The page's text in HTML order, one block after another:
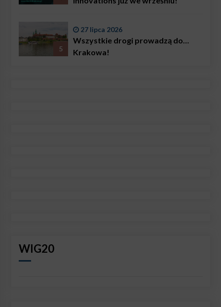
5
27 lipca 2026
Wszystkie drogi prowadzą do…
Krakowa!
WIG20